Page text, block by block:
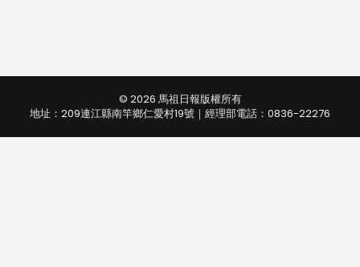
© 2026 馬祖日報版權所有
地址：209連江縣南竿鄉仁愛村19號｜經理部電話：0836-22276